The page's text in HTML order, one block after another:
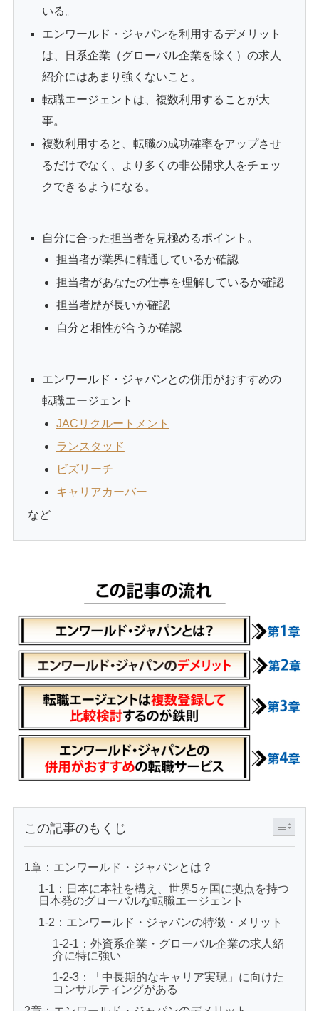
いる。
エンワールド・ジャパンを利用するデメリット
は、日系企業（グローバル企業を除く）の求人
紹介にはあまり強くないこと。
転職エージェントは、複数利用することが大
事。
複数利用すると、転職の成功確率をアップさせ
るだけでなく、より多くの非公開求人をチェッ
クできるようになる。
自分に合った担当者を見極めるポイント。
担当者が業界に精通しているか確認
担当者があなたの仕事を理解しているか確認
担当者歴が長いか確認
自分と相性が合うか確認
エンワールド・ジャパンとの併用がおすすめの
転職エージェント
JACリクルートメント
ランスタッド
ビズリーチ
キャリアカーバー
など
この記事のもくじ
1章：エンワールド・ジャパンとは？
1-1：日本に本社を構え、世界5ヶ国に拠点を持つ
日本発のグローバルな転職エージェント
1-2：エンワールド・ジャパンの特徴・メリット
1-2-1：外資系企業・グローバル企業の求人紹
介に特に強い
1-2-3：「中長期的なキャリア実現」に向けた
コンサルティングがある